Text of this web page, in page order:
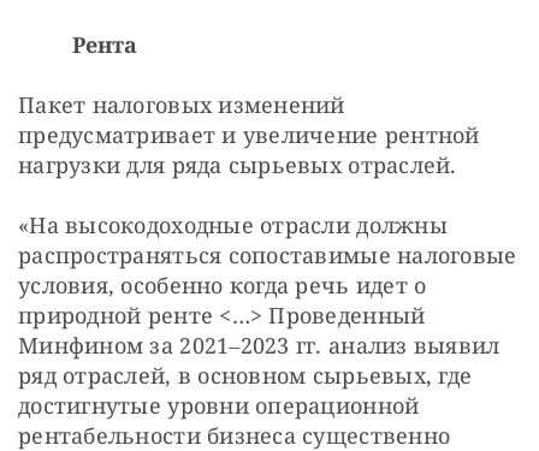
Рента
Пакет налоговых изменений
предусматривает и увеличение рентной
нагрузки для ряда сырьевых отраслей.
«На высокодоходные отрасли должны
распространяться сопоставимые налоговые
условия, особенно когда речь идет о
природной ренте <…> Проведенный
Минфином за 2021‒2023 гг. анализ выявил
ряд отраслей, в основном сырьевых, где
достигнутые уровни операционной
рентабельности бизнеса существенно